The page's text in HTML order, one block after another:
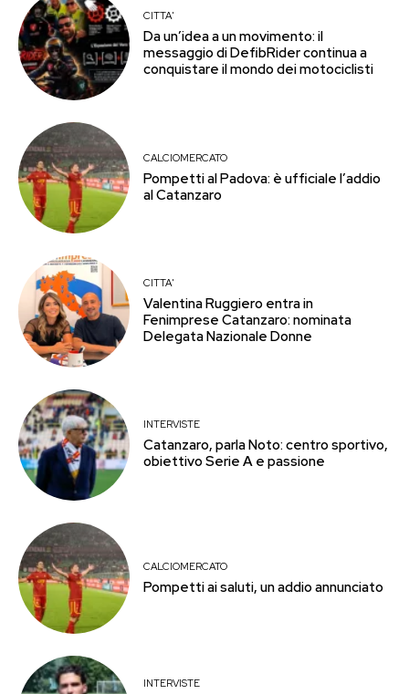
CITTA'
Da un’idea a un movimento: il
messaggio di DefibRider continua a
conquistare il mondo dei motociclisti
CALCIOMERCATO
Pompetti al Padova: è ufficiale l’addio
al Catanzaro
CITTA'
Valentina Ruggiero entra in
Fenimprese Catanzaro: nominata
Delegata Nazionale Donne
INTERVISTE
Catanzaro, parla Noto: centro sportivo,
obiettivo Serie A e passione
CALCIOMERCATO
Pompetti ai saluti, un addio annunciato
INTERVISTE